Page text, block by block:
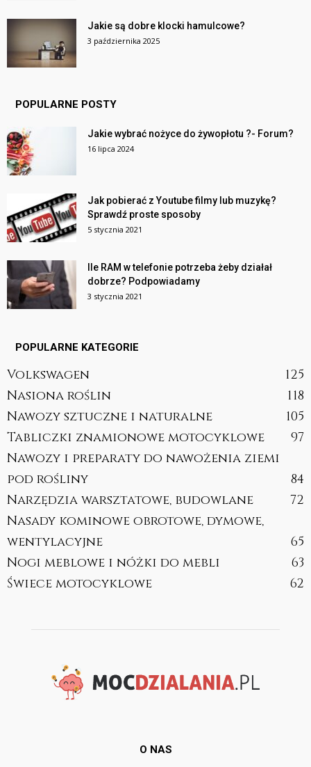
Jakie są dobre klocki hamulcowe?
3 października 2025
POPULARNE POSTY
Jakie wybrać nożyce do żywopłotu ?- Forum?
16 lipca 2024
Jak pobierać z Youtube filmy lub muzykę?
Sprawdź proste sposoby
5 stycznia 2021
Ile RAM w telefonie potrzeba żeby działał
dobrze? Podpowiadamy
3 stycznia 2021
POPULARNE KATEGORIE
Volkswagen
125
Nasiona roślin
118
Nawozy sztuczne i naturalne
105
Tabliczki znamionowe motocyklowe
97
Nawozy i preparaty do nawożenia ziemi
pod rośliny
84
Narzędzia warsztatowe, budowlane
72
Nasady kominowe obrotowe, dymowe,
wentylacyjne
65
Nogi meblowe i nóżki do mebli
63
Świece motocyklowe
62
O NAS